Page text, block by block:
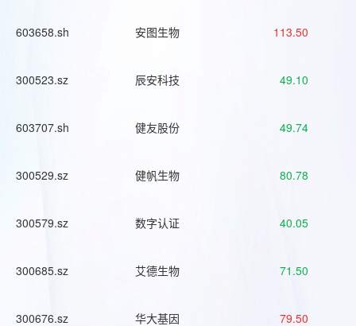
603658.sh 安图生物 113.50
300523.sz 辰安科技 49.10
603707.sh 健友股份 49.74
300529.sz 健帆生物 80.78
300579.sz 数字认证 40.05
300685.sz 艾德生物 71.50
300676.sz 华大基因 79.50